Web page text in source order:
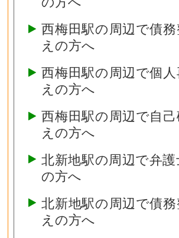
西梅田駅の周辺で債
えの方へ
西梅田駅の周辺で個
えの方へ
西梅田駅の周辺で自
えの方へ
北新地駅の周辺で弁
の方へ
北新地駅の周辺で債
えの方へ